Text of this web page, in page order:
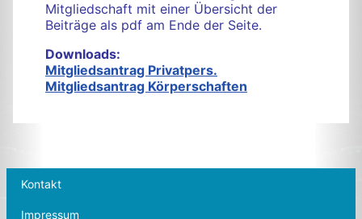
Mitgliedschaft mit einer Übersicht der
Beiträge als pdf am Ende der Seite.
Downloads:
Mitgliedsantrag Privatpers.
Mitgliedsantrag Körperschaften
Kontakt
Impressum